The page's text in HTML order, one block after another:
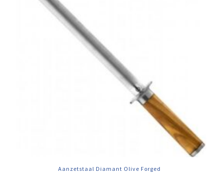
Aanzetstaal Diamant Olive Forged